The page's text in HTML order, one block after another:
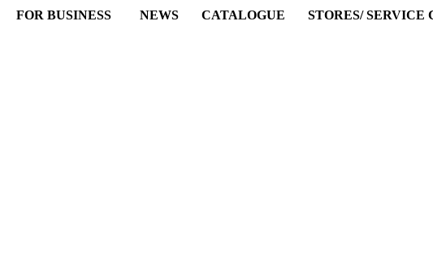
FOR BUSINESS NEWS CATALOGUE STORES/ SERVICE